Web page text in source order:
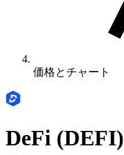
価格とチャート
DeFi